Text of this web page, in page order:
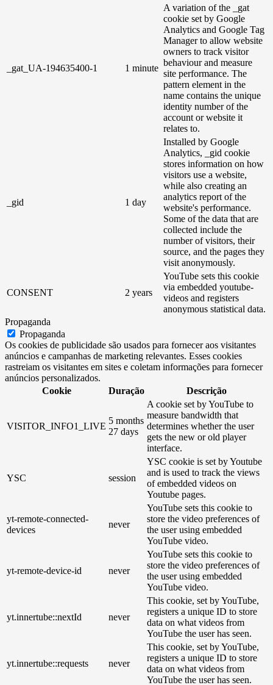
_gat_UA-194635400-1 1 minute
A variation of the _gat
cookie set by Google
Analytics and Google Tag
Manager to allow website
owners to track visitor
behaviour and measure
site performance. The
pattern element in the
name contains the unique
identity number of the
account or website it
relates to.
_gid 1 day
Installed by Google
Analytics, _gid cookie
stores information on how
visitors use a website,
while also creating an
analytics report of the
website's performance.
Some of the data that are
collected include the
number of visitors, their
source, and the pages they
visit anonymously.
CONSENT 2 years
YouTube sets this cookie
via embedded youtube-
videos and registers
anonymous statistical data.
Propaganda
Propaganda
Os cookies de publicidade são usados ​​para fornecer aos visitantes
anúncios e campanhas de marketing relevantes. Esses cookies
rastreiam os visitantes em sites e coletam informações para fornecer
anúncios personalizados.
Cookie
Duração Descrição
VISITOR_INFO1_LIVE
5 months
27 days
A cookie set by YouTube to
measure bandwidth that
determines whether the user
gets the new or old player
interface.
YSC session
YSC cookie is set by Youtube
and is used to track the views
of embedded videos on
Youtube pages.
yt-remote-connected-
devices
never
YouTube sets this cookie to
store the video preferences of
the user using embedded
YouTube video.
yt-remote-device-id never
YouTube sets this cookie to
store the video preferences of
the user using embedded
YouTube video.
yt.innertube::nextId never
This cookie, set by YouTube,
registers a unique ID to store
data on what videos from
YouTube the user has seen.
yt.innertube::requests never
This cookie, set by YouTube,
registers a unique ID to store
data on what videos from
YouTube the user has seen.